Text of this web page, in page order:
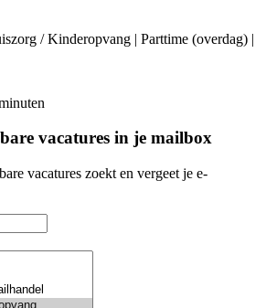
/ Kinderopvang | Parttime (overdag) |
vacatures in je mailbox
vacatures zoekt en vergeet je e-